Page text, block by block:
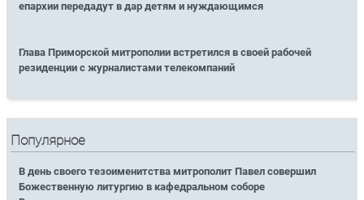
епархии передадут в дар детям и нуждающимся
Глава Приморской митрополии встретился в своей рабочей
резиденции с журналистами телекомпаний
Популярное
В день своего тезоименитства митрополит Павел совершил
Божественную литургию в кафедральном соборе